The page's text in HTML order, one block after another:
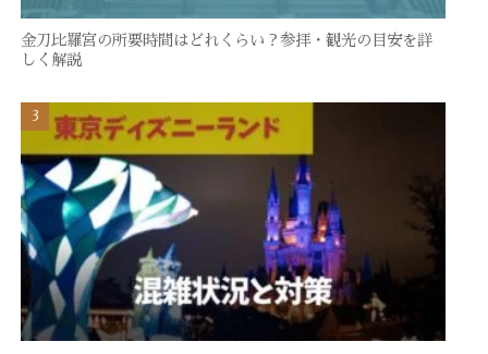
金刀比羅宮の所要時間はどれくらい？参拝・観光の目安を詳
しく解説